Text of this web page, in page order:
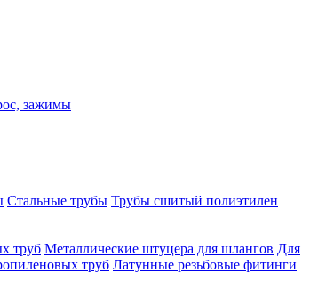
зажимы
Стальные трубы Трубы сшитый полиэтилен
труб Металлические штуцера для шлангов Для
труб Латунные резьбовые фитинги